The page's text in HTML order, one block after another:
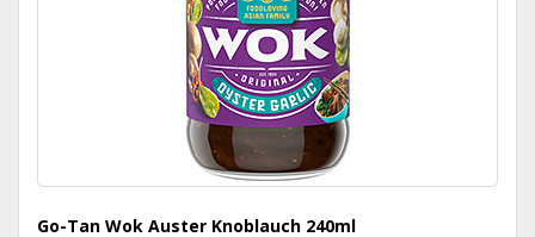
Go-Tan Wok Auster Knoblauch 240ml